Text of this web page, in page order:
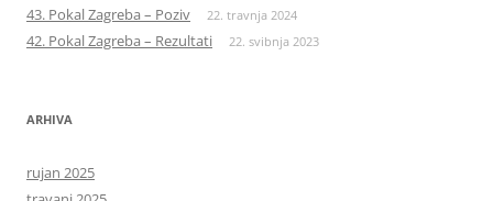
43. Pokal Zagreba – Poziv 22. travnja 2024
42. Pokal Zagreba – Rezultati 22. svibnja 2023
ARHIVA
rujan 2025